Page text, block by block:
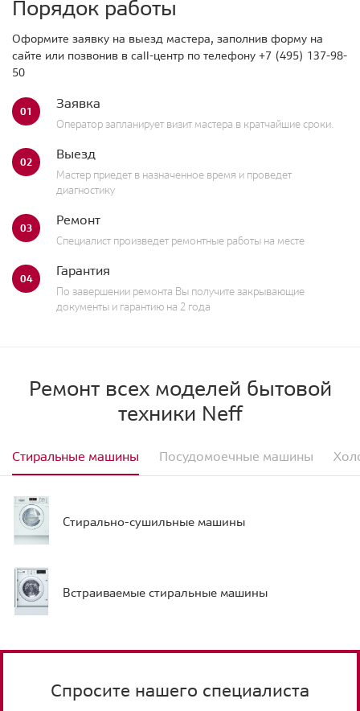
Порядок работы
Оформите заявку на выезд мастера, заполнив форму на
сайте или позвонив в call-центр по телефону +7 (495) 137-98-
50
01 Заявка
Оператор запланирует визит мастера в кратчайшие сроки.
02 Выезд
Мастер приедет в назначенное время и проведет
диагностику
03 Ремонт
Специалист произведет ремонтные работы на месте
04 Гарантия
По завершении ремонта Вы получите закрывающие
документы и гарантию на 2 года
Ремонт всех моделей бытовой
техники Neff
Стиральные машины Посудомоечные машины
Стирально-сушильные машины
Встраиваемые стиральные машины
Спросите нашего специалиста